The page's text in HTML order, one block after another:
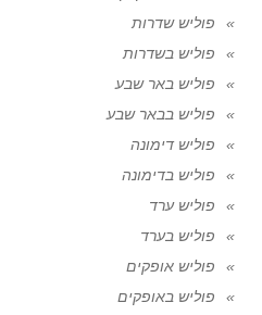
פוליש שדרות
פוליש בשדרות
פוליש באר שבע
פוליש בבאר שבע
פוליש דימונה
פוליש בדימונה
פוליש ערד
פוליש בערד
פוליש אופקים
פוליש באופקים